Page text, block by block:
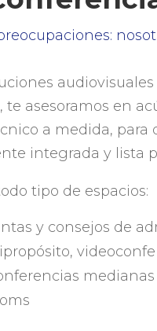
te asesoramos en
a medida, para
integrada y lista
tipo de espacios:
y consejos de